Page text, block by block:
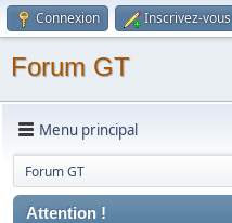
Connexion Inscrivez-vous
Forum GT
Menu principal
Forum GT
Attention !